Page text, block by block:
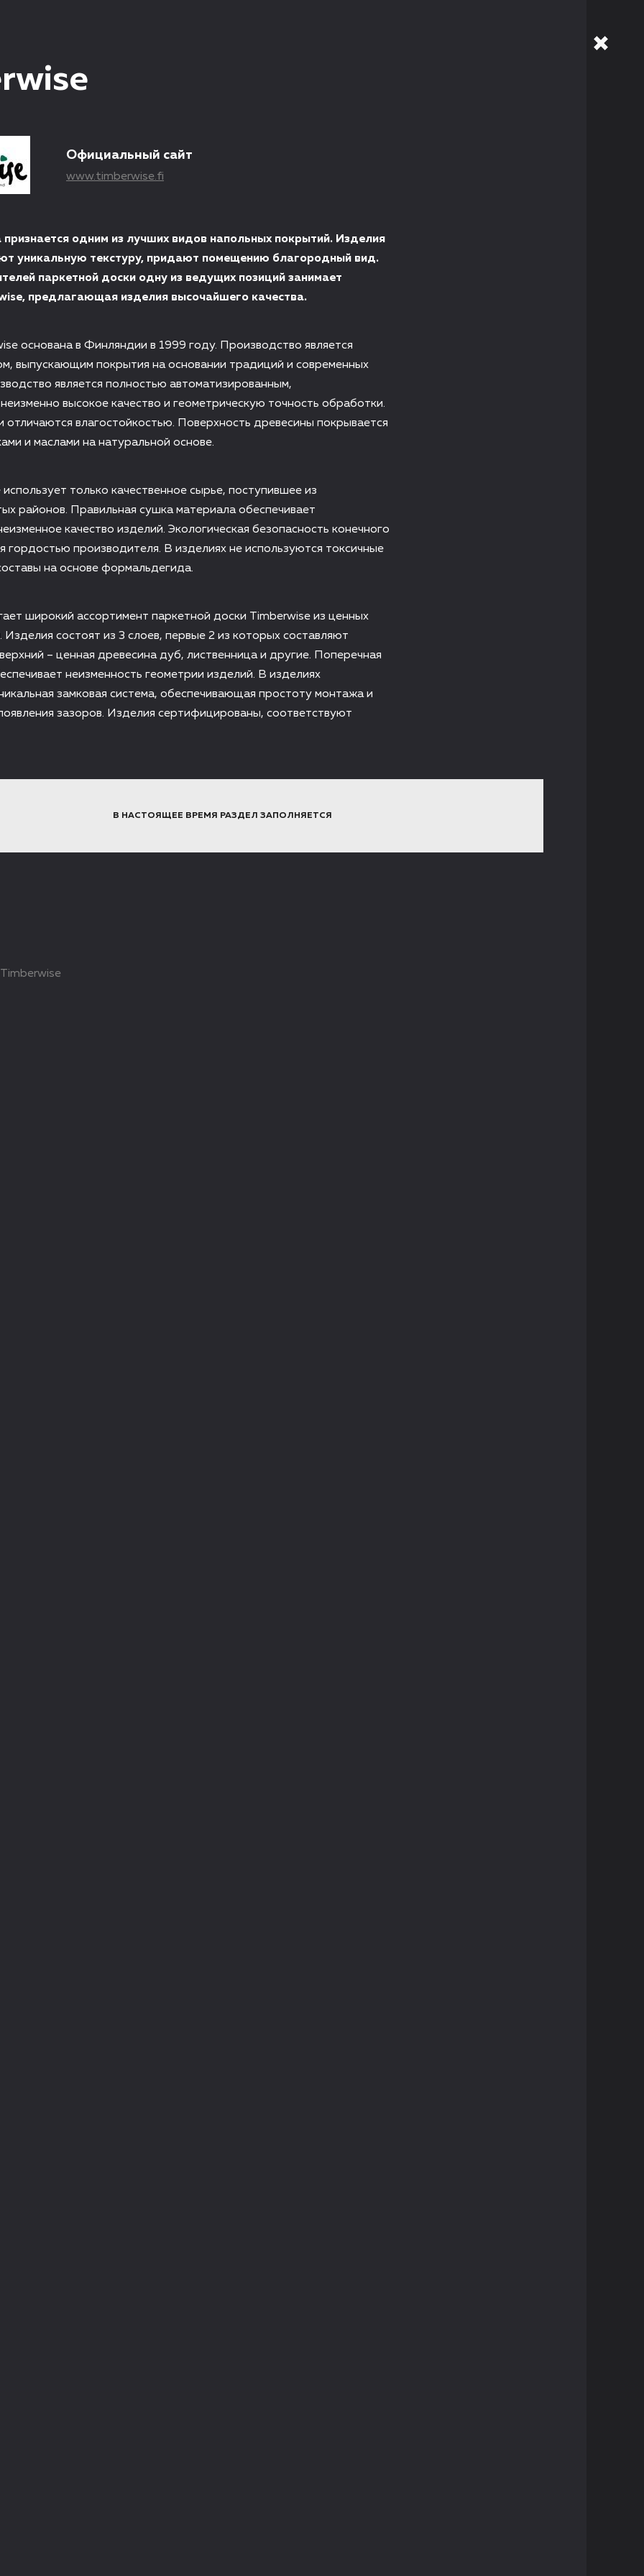
Официальный сайт
www.timberwise.fi
признается одним из лучших видов напольных покрытий. Изделия
уникальную текстуру, придают помещению благородный вид.
паркетной доски одну из ведущих позиций занимает
предлагающая изделия высочайшего качества.
основана в Финляндии в 1999 году. Производство является
выпускающим покрытия на основании традиций и современных
является полностью автоматизированным,
высокое качество и геометрическую точность обработки.
отличаются влагостойкостью. Поверхность древесины покрывается
и маслами на натуральной основе.
только качественное сырье, поступившее из
районов. Правильная сушка материала обеспечивает
качество изделий. Экологическая безопасность конечного
гордостью производителя. В изделиях не используются токсичные
на основе формальдегида.
широкий ассортимент паркетной доски Timberwise из ценных
состоят из 3 слоев, первые 2 из которых составляют
– ценная древесина дуб, лиственница и другие. Поперечная
неизменность геометрии изделий. В изделиях
замковая система, обеспечивающая простоту монтажа и
зазоров. Изделия сертифицированы, соответствуют
В НАСТОЯЩЕЕ ВРЕМЯ РАЗДЕЛ ЗАПОЛНЯЕТСЯ